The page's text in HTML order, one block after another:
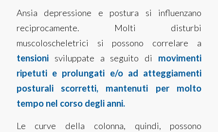
Ansia depressione e postura si influenzano
reciprocamente. Molti disturbi
muscoloscheletrici si possono correlare a
tensioni sviluppate a seguito di movimenti
ripetuti e prolungati e/o ad atteggiamenti
posturali scorretti, mantenuti per molto
tempo nel corso degli anni.
Le curve della colonna, quindi, possono